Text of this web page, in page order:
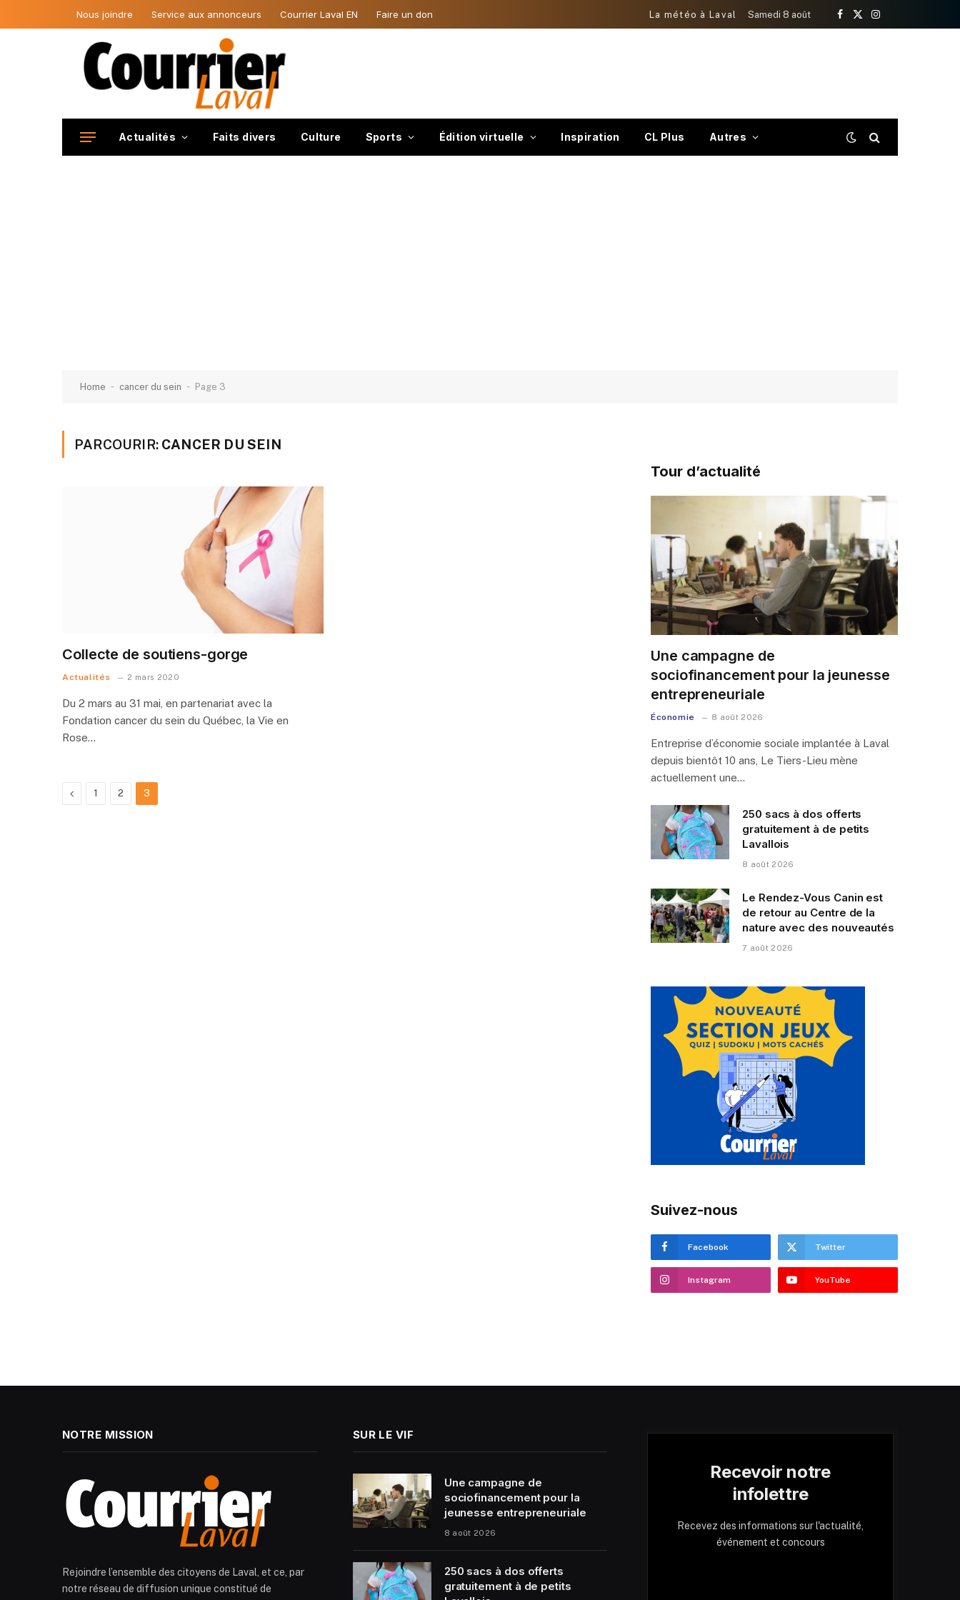
Nous joindre Service aux annonceurs Courrier Laval EN Faire un don La météo à Laval Samedi 8 août
Facebook
X
Instagram
Actualités Faits divers Culture Sports Édition virtuelle Inspiration CL Plus Autres
Home - cancer du sein - Page 3
PARCOURIR: CANCER DU SEIN
Collecte de soutiens-gorge
Actualités 2 mars 2020
Du 2 mars au 31 mai, en partenariat avec la
Fondation cancer du sein du Québec, la Vie en
Rose…
Previous
1 2 3
Tour d’actualité
Une campagne de
sociofinancement pour la jeunesse
entrepreneuriale
Économie 8 août 2026
Entreprise d’économie sociale implantée à Laval
depuis bientôt 10 ans, Le Tiers-Lieu mène
actuellement une…
250 sacs à dos offerts
gratuitement à de petits
Lavallois
8 août 2026
Le Rendez-Vous Canin est
de retour au Centre de la
nature avec des nouveautés
7 août 2026
Suivez-nous
Facebook Twitter
Instagram YouTube
NOTRE MISSION
Rejoindre l’ensemble des citoyens de Laval, et ce, par
notre réseau de diffusion unique constitué de
SUR LE VIF
Une campagne de
sociofinancement pour la
jeunesse entrepreneuriale
8 août 2026
250 sacs à dos offerts
gratuitement à de petits
Recevoir notre
infolettre
Recevez des informations sur l'actualité,
événement et concours